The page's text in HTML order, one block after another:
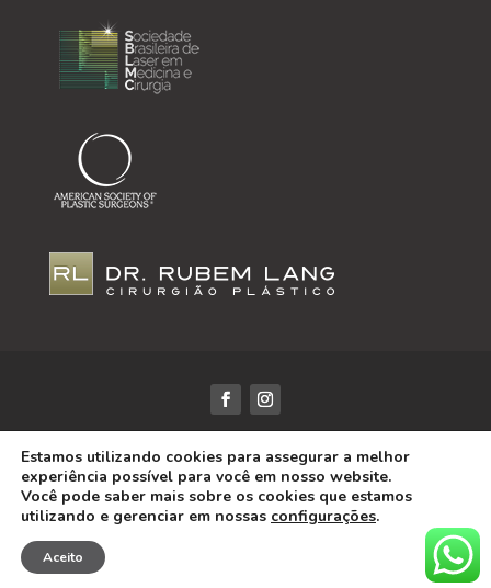
Reservados | Desenvolvido porDRS Marketing
As informações desse site tem objetivo puramente
informativo e não isenta a necessidade de consulta a
Estamos utilizando cookies para assegurar a melhor
experiência possível para você em nosso website.
Você pode saber mais sobre os cookies que estamos
utilizando e gerenciar em nossas configurações.
Aceito